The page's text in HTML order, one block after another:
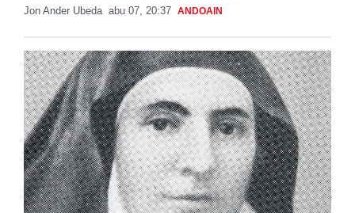
Jon Ander Ubeda abu 07, 20:37 ANDOAIN